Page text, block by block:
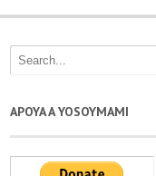
APOYA A YOSOYMAMI